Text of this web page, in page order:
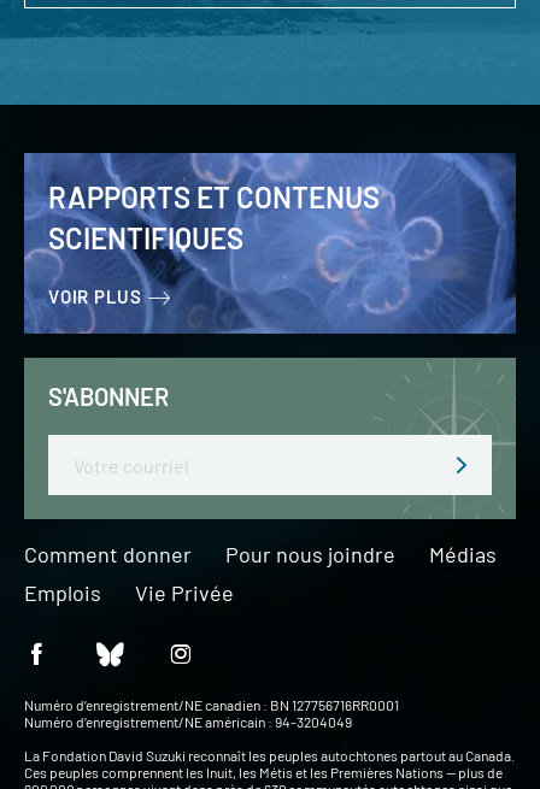
RAPPORTS ET CONTENUS
SCIENTIFIQUES
VOIR PLUS
S'ABONNER
Comment donner Pour nous joindre
Médias
Emplois
Vie Privée
Numéro d’enregistrement/NE canadien : BN 127756716RR0001
Numéro d’enregistrement/NE américain : 94-3204049
La Fondation David Suzuki reconnaît les peuples autochtones partout au Canada.
Ces peuples comprennent les Inuit, les Métis et les Premières Nations — plus de